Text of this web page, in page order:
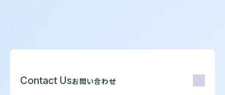
Contact Usお問い合わせ